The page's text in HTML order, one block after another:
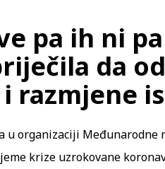
pa ih ni
da
razmjene
organizaciji Međunarodne
krize uzrokovane